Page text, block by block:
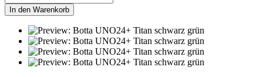
In den Warenkorb